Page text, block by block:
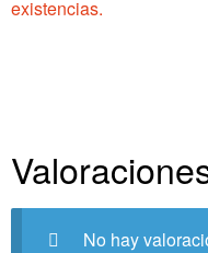
existencias.
No hay